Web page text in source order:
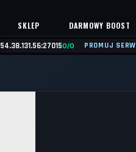
SKLEP DARMOWY BOOST
54.38.131.56:270150/0 PROMUJ